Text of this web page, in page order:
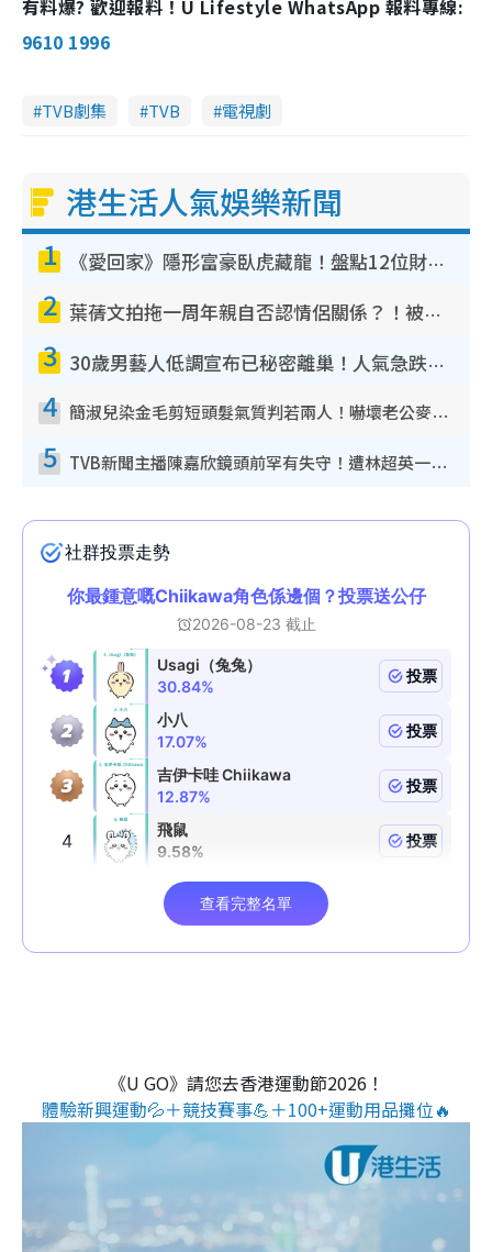
有料爆? 歡迎報料！U Lifestyle WhatsApp 報料專線:
9610 1996
TVB劇集 TVB 電視劇
港生活人氣娛樂新聞
1 《愛回家》隱形富豪臥虎藏龍！盤點12位財氣逼人的有錢藝人：呢位靚女3億身家唔憂做
2 葉蒨文拍拖一周年親自否認情侶關係？！被質疑感情造假竟稱GM「普通同事」
3 30歲男藝人低調宣布已秘密離巢！人氣急跌變失蹤人口︰「這幾年過得並不容易」
4 簡淑兒染金毛剪短頭髮氣質判若兩人！嚇壞老公麥大力都認唔出：「你做咩事？」
5 TVB新聞主播陳嘉欣鏡頭前罕有失守！遭林超英一句說話突襲嚇親當場大笑
《U GO》請您去香港運動節2026！
體驗新興運動💦＋競技賽事💪＋100+運動用品攤位🔥